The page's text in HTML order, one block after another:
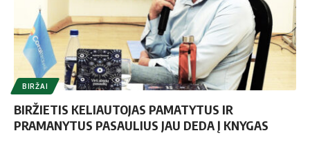
BIRŽAI
BIRŽIETIS KELIAUTOJAS PAMATYTUS IR
PRAMANYTUS PASAULIUS JAU DEDA Į KNYGAS